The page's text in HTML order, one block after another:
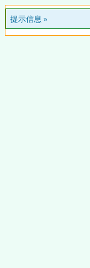
提示信息 »